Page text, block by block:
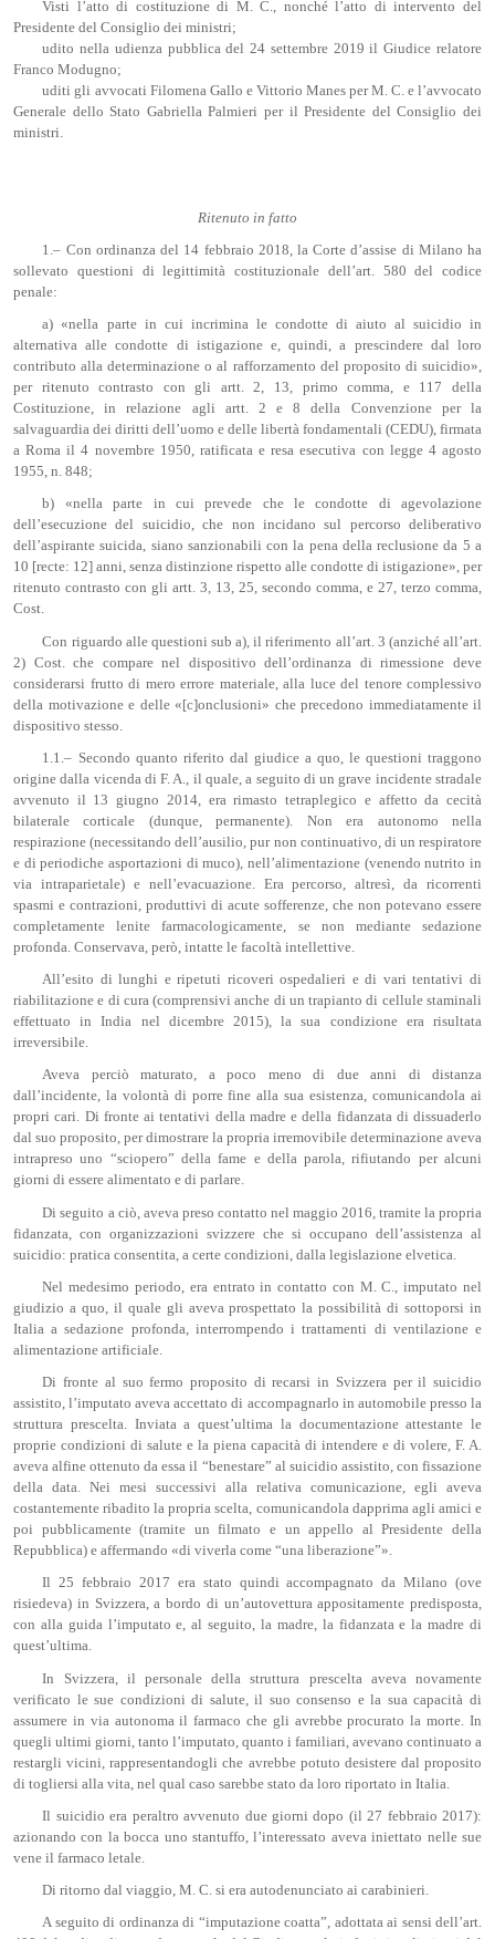
Visti l’atto di costituzione di M. C., nonché l’atto di intervento del
Presidente del Consiglio dei ministri;
udito nella udienza pubblica del 24 settembre 2019 il Giudice relatore
Franco Modugno;
uditi gli avvocati Filomena Gallo e Vittorio Manes per M. C. e l’avvocato
Generale dello Stato Gabriella Palmieri per il Presidente del Consiglio dei
ministri.
Ritenuto in fatto
1.– Con ordinanza del 14 febbraio 2018, la Corte d’assise di Milano ha
sollevato questioni di legittimità costituzionale dell’art. 580 del codice
penale:
a) «nella parte in cui incrimina le condotte di aiuto al suicidio in
alternativa alle condotte di istigazione e, quindi, a prescindere dal loro
contributo alla determinazione o al rafforzamento del proposito di suicidio»,
per ritenuto contrasto con gli artt. 2, 13, primo comma, e 117 della
Costituzione, in relazione agli artt. 2 e 8 della Convenzione per la
salvaguardia dei diritti dell’uomo e delle libertà fondamentali (CEDU), firmata
a Roma il 4 novembre 1950, ratificata e resa esecutiva con legge 4 agosto
1955, n. 848;
b) «nella parte in cui prevede che le condotte di agevolazione
dell’esecuzione del suicidio, che non incidano sul percorso deliberativo
dell’aspirante suicida, siano sanzionabili con la pena della reclusione da 5 a
10 [recte: 12] anni, senza distinzione rispetto alle condotte di istigazione», per
ritenuto contrasto con gli artt. 3, 13, 25, secondo comma, e 27, terzo comma,
Cost.
Con riguardo alle questioni sub a), il riferimento all’art. 3 (anziché all’art.
2) Cost. che compare nel dispositivo dell’ordinanza di rimessione deve
considerarsi frutto di mero errore materiale, alla luce del tenore complessivo
della motivazione e delle «[c]onclusioni» che precedono immediatamente il
dispositivo stesso.
1.1.– Secondo quanto riferito dal giudice a quo, le questioni traggono
origine dalla vicenda di F. A., il quale, a seguito di un grave incidente stradale
avvenuto il 13 giugno 2014, era rimasto tetraplegico e affetto da cecità
bilaterale corticale (dunque, permanente). Non era autonomo nella
respirazione (necessitando dell’ausilio, pur non continuativo, di un respiratore
e di periodiche asportazioni di muco), nell’alimentazione (venendo nutrito in
via intraparietale) e nell’evacuazione. Era percorso, altresì, da ricorrenti
spasmi e contrazioni, produttivi di acute sofferenze, che non potevano essere
completamente lenite farmacologicamente, se non mediante sedazione
profonda. Conservava, però, intatte le facoltà intellettive.
All’esito di lunghi e ripetuti ricoveri ospedalieri e di vari tentativi di
riabilitazione e di cura (comprensivi anche di un trapianto di cellule staminali
effettuato in India nel dicembre 2015), la sua condizione era risultata
irreversibile.
Aveva perciò maturato, a poco meno di due anni di distanza
dall’incidente, la volontà di porre fine alla sua esistenza, comunicandola ai
propri cari. Di fronte ai tentativi della madre e della fidanzata di dissuaderlo
dal suo proposito, per dimostrare la propria irremovibile determinazione aveva
intrapreso uno “sciopero” della fame e della parola, rifiutando per alcuni
giorni di essere alimentato e di parlare.
Di seguito a ciò, aveva preso contatto nel maggio 2016, tramite la propria
fidanzata, con organizzazioni svizzere che si occupano dell’assistenza al
suicidio: pratica consentita, a certe condizioni, dalla legislazione elvetica.
Nel medesimo periodo, era entrato in contatto con M. C., imputato nel
giudizio a quo, il quale gli aveva prospettato la possibilità di sottoporsi in
Italia a sedazione profonda, interrompendo i trattamenti di ventilazione e
alimentazione artificiale.
Di fronte al suo fermo proposito di recarsi in Svizzera per il suicidio
assistito, l’imputato aveva accettato di accompagnarlo in automobile presso la
struttura prescelta. Inviata a quest’ultima la documentazione attestante le
proprie condizioni di salute e la piena capacità di intendere e di volere, F. A.
aveva alfine ottenuto da essa il “benestare” al suicidio assistito, con fissazione
della data. Nei mesi successivi alla relativa comunicazione, egli aveva
costantemente ribadito la propria scelta, comunicandola dapprima agli amici e
poi pubblicamente (tramite un filmato e un appello al Presidente della
Repubblica) e affermando «di viverla come “una liberazione”».
Il 25 febbraio 2017 era stato quindi accompagnato da Milano (ove
risiedeva) in Svizzera, a bordo di un’autovettura appositamente predisposta,
con alla guida l’imputato e, al seguito, la madre, la fidanzata e la madre di
quest’ultima.
In Svizzera, il personale della struttura prescelta aveva novamente
verificato le sue condizioni di salute, il suo consenso e la sua capacità di
assumere in via autonoma il farmaco che gli avrebbe procurato la morte. In
quegli ultimi giorni, tanto l’imputato, quanto i familiari, avevano continuato a
restargli vicini, rappresentandogli che avrebbe potuto desistere dal proposito
di togliersi alla vita, nel qual caso sarebbe stato da loro riportato in Italia.
Il suicidio era peraltro avvenuto due giorni dopo (il 27 febbraio 2017):
azionando con la bocca uno stantuffo, l’interessato aveva iniettato nelle sue
vene il farmaco letale.
Di ritorno dal viaggio, M. C. si era autodenunciato ai carabinieri.
A seguito di ordinanza di “imputazione coatta”, adottata ai sensi dell’art.